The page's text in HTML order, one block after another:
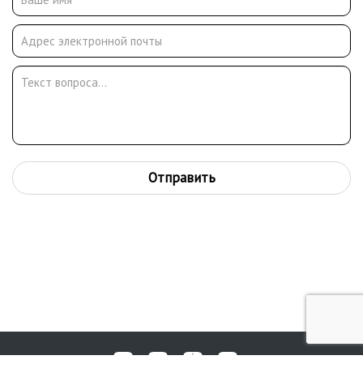
крепости Измаил 11 декабря 1790 г." (1953 г.), "Вид старого
Гурзуфа" (1954 г.), "Хмурый вечер" (1957 г.), "Букет полевых
цветов" (1958 г.), "Столетний колхозник В. Романович" (1958 г.),
"Рыбак" (1961 г.), "Сосенки" (1962 г.), "На защиту Петрограда"
(1964 г.), "Уходили комсомольцы на защиту Петрограда" (1967
г.), "Разговор о Ленине" (темпера, 1969 г.).
Отправить